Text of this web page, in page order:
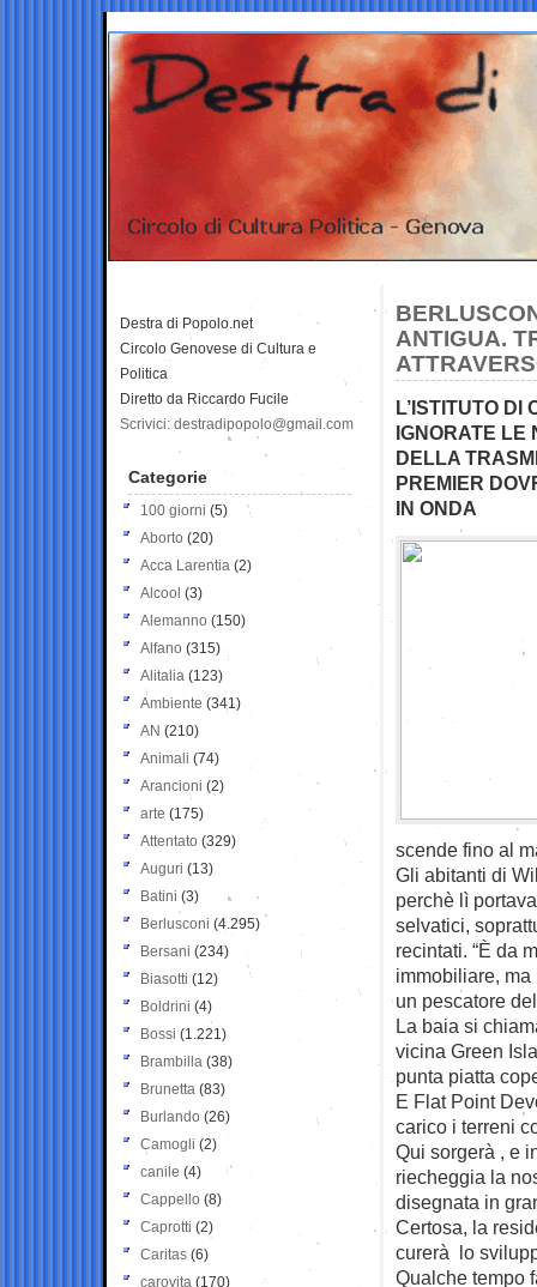
ANTIGUA.
L’ISTITUTO DI
IGNORATE LE
DELLA
PREMIER
IN ONDA
scende fino al
Gli abitanti di
perchè lì
selvatici,
recintati. “È da
immobiliare,
un pescatore
La baia si
vicina Green
punta piatta
E Flat Point
carico i terreni
Qui sorgerà , e
riecheggia la
disegnata in
Certosa, la
curerà lo
Qualche tempo
Destra di Popolo.net
Circolo Genovese di Cultura e
Politica
Diretto da Riccardo Fucile
Scrivici: destradipopolo@gmail.com
Categorie
100 giorni (5)
Aborto (20)
Acca Larentia (2)
Alcool (3)
Alemanno (150)
Alfano (315)
Alitalia (123)
Ambiente (341)
AN (210)
Animali (74)
Arancioni (2)
arte (175)
Attentato (329)
Auguri (13)
Batini (3)
Berlusconi (4.295)
Bersani (234)
Biasotti (12)
Boldrini (4)
Bossi (1.221)
Brambilla (38)
Brunetta (83)
Burlando (26)
Camogli (2)
canile (4)
Cappello (8)
Caprotti (2)
Caritas (6)
carovita (170)